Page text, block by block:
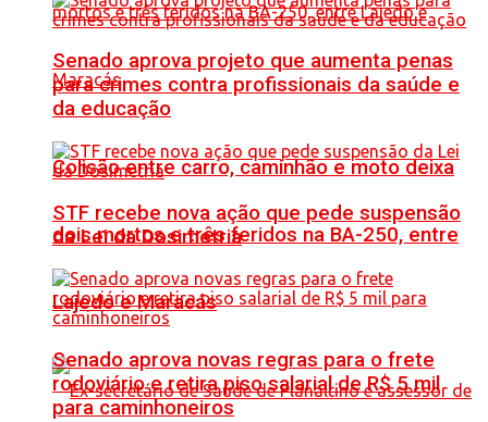
Colisão entre carro, caminhão e moto deixa
dois mortos e três feridos na BA-250, entre
Lajedo e Maracás
Senado aprova projeto que aumenta penas
para crimes contra profissionais da saúde e
da educação
STF recebe nova ação que pede suspensão
da Lei da Dosimetria
Senado aprova novas regras para o frete
rodoviário e retira piso salarial de R$ 5 mil
para caminhoneiros